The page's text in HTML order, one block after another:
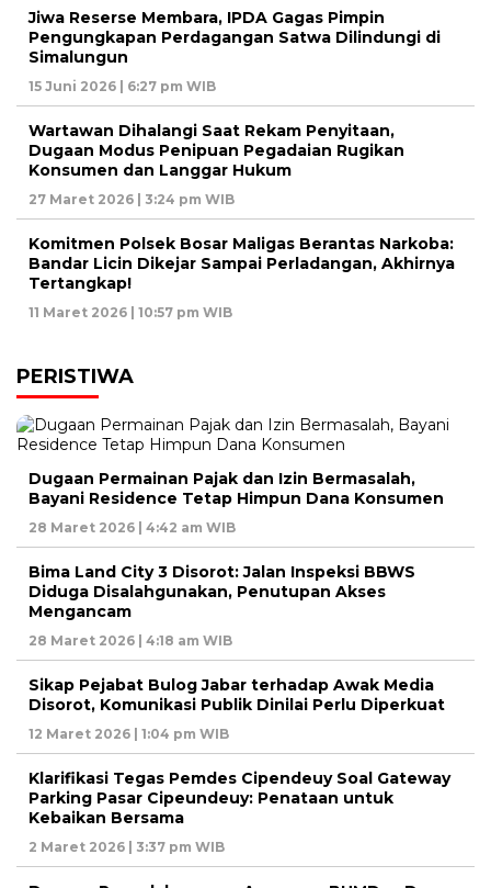
Jiwa Reserse Membara, IPDA Gagas Pimpin
Pengungkapan Perdagangan Satwa Dilindungi di
Simalungun
15 Juni 2026 | 6:27 pm WIB
Wartawan Dihalangi Saat Rekam Penyitaan,
Dugaan Modus Penipuan Pegadaian Rugikan
Konsumen dan Langgar Hukum
27 Maret 2026 | 3:24 pm WIB
Komitmen Polsek Bosar Maligas Berantas Narkoba:
Bandar Licin Dikejar Sampai Perladangan, Akhirnya
Tertangkap!
11 Maret 2026 | 10:57 pm WIB
PERISTIWA
Dugaan Permainan Pajak dan Izin Bermasalah,
Bayani Residence Tetap Himpun Dana Konsumen
28 Maret 2026 | 4:42 am WIB
Bima Land City 3 Disorot: Jalan Inspeksi BBWS
Diduga Disalahgunakan, Penutupan Akses
Mengancam
28 Maret 2026 | 4:18 am WIB
Sikap Pejabat Bulog Jabar terhadap Awak Media
Disorot, Komunikasi Publik Dinilai Perlu Diperkuat
12 Maret 2026 | 1:04 pm WIB
Klarifikasi Tegas Pemdes Cipendeuy Soal Gateway
Parking Pasar Cipeundeuy: Penataan untuk
Kebaikan Bersama
2 Maret 2026 | 3:37 pm WIB